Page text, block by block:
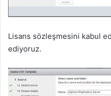
Lisans sözleşmesini kabul
ediyoruz.